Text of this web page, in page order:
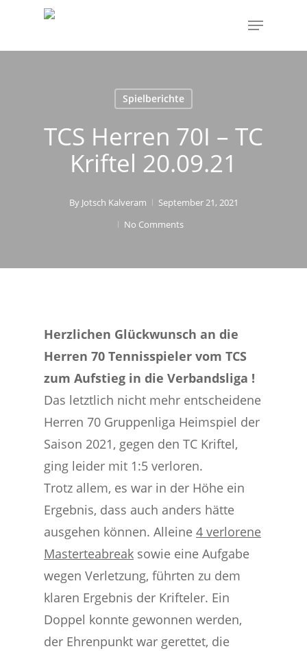
main
Menu
Spielberichte
TCS Herren 70I – TC
Kriftel 20.09.21
By Jotsch Kalveram
September 21, 2021
No Comments
Herzlichen Glückwunsch an die
Herren 70 Tennisspieler vom TCS
zum Aufstieg in die Verbandsliga !
Das letztlich nicht mehr entscheidene
Herren 70 Gruppenliga Heimspiel der
Saison 2021, gegen den TC Kriftel,
ging leider mit 1:5 verloren.
Trotz allem, es war in der Höhe ein
Ergebnis, dass auch anders hätte
ausgehen können. Alleine 4 verlorene
Masterteabreak sowie eine Aufgabe
wegen Verletzung, führten zu dem
klaren Ergebnis der Krifteler. Ein
Doppel konnte gewonnen werden,
der Ehrenpunkt war gerettet, die